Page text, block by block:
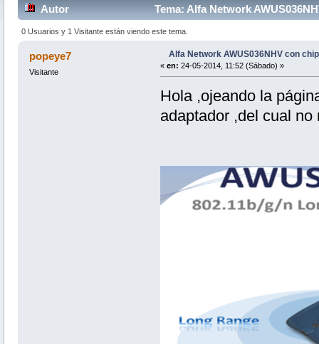
Autor Tema: Alfa Network
0 Usuarios y 1 Visitante están viendo este tema.
popeye7
Visitante
Alfa Network AWUS036NHV con
« en: 24-05-2014, 11:52 (Sábado) »
Hola ,ojeando la
adaptador ,del cual